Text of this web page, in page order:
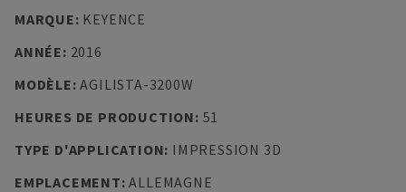
MARQUE: KEYENCE
ANNÉE: 2016
MODÈLE:AGILISTA-3200W
HEURES DE PRODUCTION: 51
TYPE D'APPLICATION: IMPRESSION 3D
EMPLACEMENT:ALLEMAGNE